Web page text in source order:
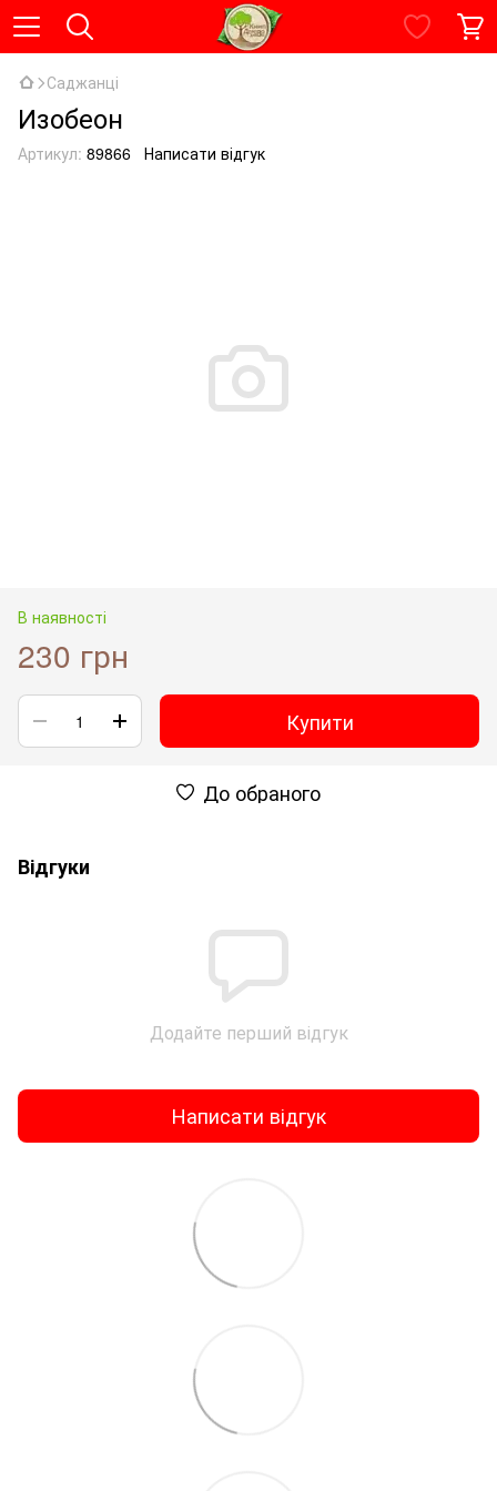
Саджанці
Изобеон
Артикул: 89866 Написати відгук
В наявності
230 грн
Купити
До обраного
Відгуки
Додайте перший відгук
Написати відгук